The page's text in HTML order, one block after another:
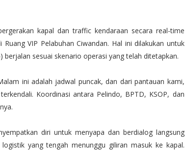
kapal dan traffic kendaraan secara real-time
VIP Pelabuhan Ciwandan. Hal ini dilakukan untuk
sesuai skenario operasi yang telah ditetapkan.
ini adalah jadwal puncak, dan dari pantauan kami,
Koordinasi antara Pelindo, BPTD, KSOP, dan
diri untuk menyapa dan berdialog langsung
yang tengah menunggu giliran masuk ke kapal.